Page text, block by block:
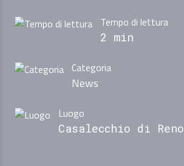
Tempo di lettura
2 min
Categoria
News
Luogo
Casalecchio di Reno